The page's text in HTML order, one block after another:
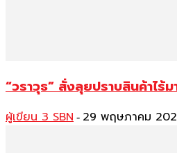
“วราวุธ” สั่งลุยปราบสินค้าไ
ผู้เขียน 3 SBN - 29 พฤษภาคม